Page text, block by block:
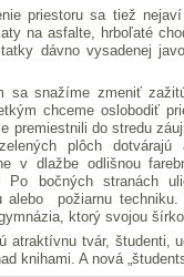
priestoru sa tiež
na asfalte, hrboľaté
dávno vysadenej
sa snažíme zmeniť
chceme oslobodiť
premiestnili do stredu
plôch dotvárajú
v dlažbe odlišnou
Po bočných stranách
alebo požiarnu
ktorý svojou
atraktívnu tvár, študenti,
knihami. A nová